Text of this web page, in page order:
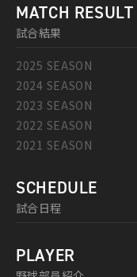
MATCH RESULT
試合結果
2025 SEASON
2024 SEASON
2023 SEASON
2022 SEASON
2021 SEASON
SCHEDULE
試合日程
PLAYER